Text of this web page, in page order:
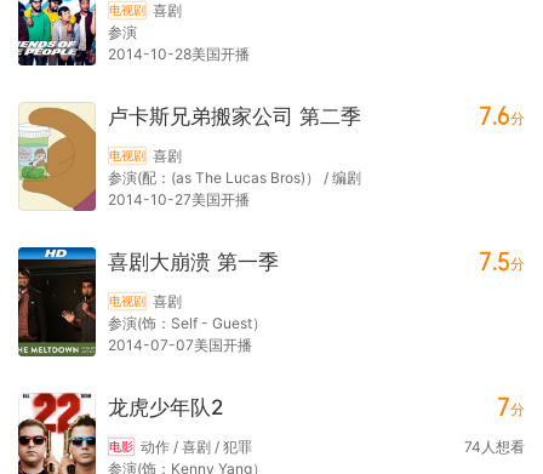
电视剧 喜剧
参演
2014-10-28美国开播
卢卡斯兄弟搬家公司 第二季
电视剧 喜剧
参演(配：(as The Lucas Bros)） / 编剧
2014-10-27美国开播
7.6分
喜剧大崩溃 第一季
电视剧 喜剧
参演(饰：Self - Guest）
2014-07-07美国开播
7.5分
龙虎少年队2
电影 动作 / 喜剧 / 犯罪
参演(饰：Kenny Yang）
7分
74 人想看